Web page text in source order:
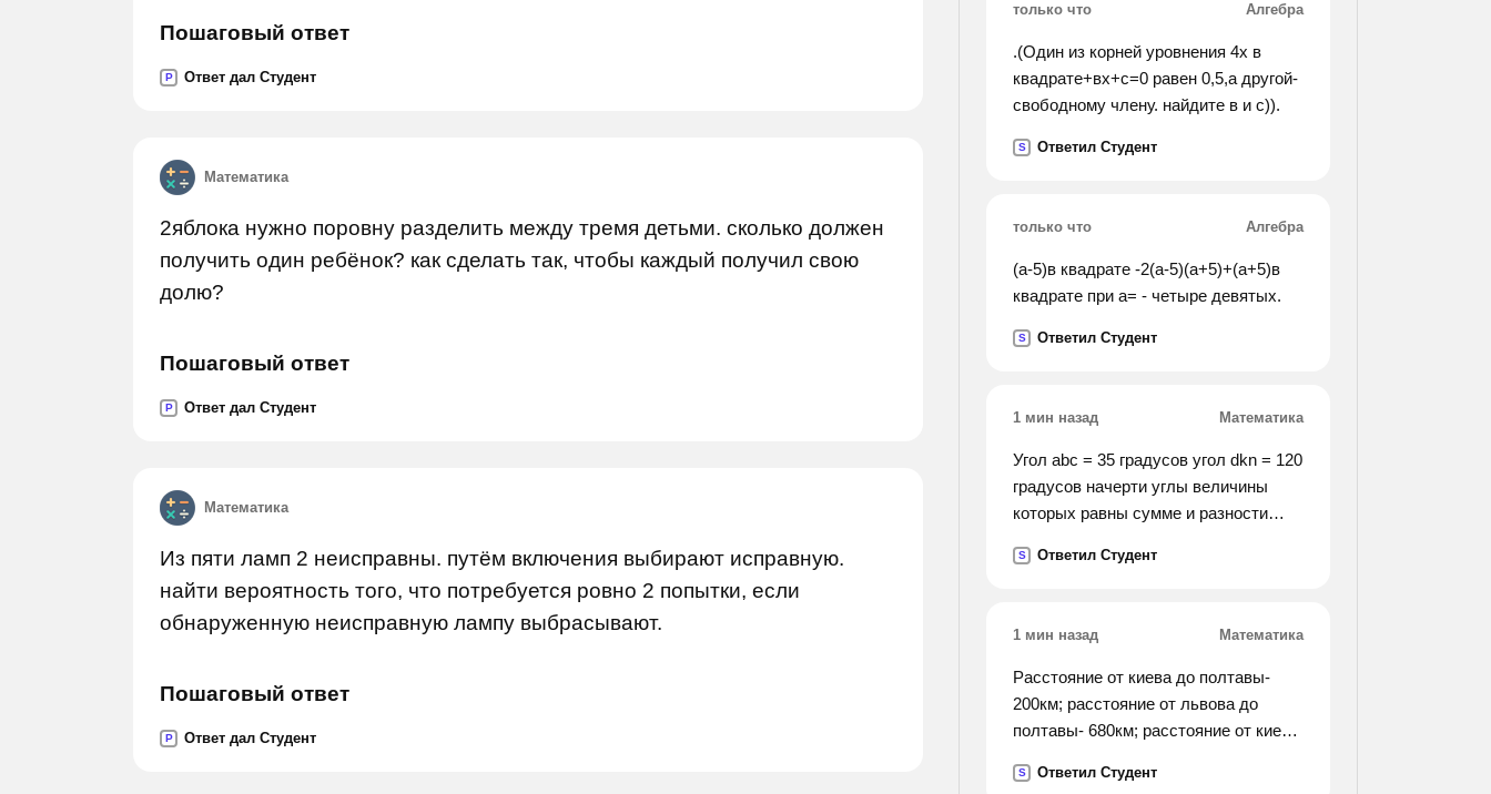
Пошаговый ответ
P Ответ дал Студент
Математика
2яблока нужно поровну разделить между тремя детьми. сколько должен
получить один ребёнок? как сделать так, чтобы каждый получил свою
долю?
Пошаговый ответ
P Ответ дал Студент
Математика
Из пяти ламп 2 неисправны. путём включения выбирают исправную.
найти вероятность того, что потребуется ровно 2 попытки, если
обнаруженную неисправную лампу выбрасывают.
Пошаговый ответ
P Ответ дал Студент
восьмых от одной и той же величины
равны.
только что Алгебра
.(Один из корней уровнения 4х в
квадрате+вх+с=0 равен 0,5,а другой-
свободному члену. найдите в и с)).
S Ответил Студент
только что Алгебра
(а-5)в квадрате -2(а-5)(а+5)+(а+5)в
квадрате при а= - четыре девятых.
S Ответил Студент
1 мин назад Математика
Угол abc = 35 градусов угол dkn = 120
градусов начерти углы величины
которых равны сумме и разности
S Ответил Студент
1 мин назад Математика
Расстояние от киева до полтавы-
200км; расстояние от львова до
полтавы- 680км; расстояние от киева
расстояние от киева до львова и от
S Ответил Студент